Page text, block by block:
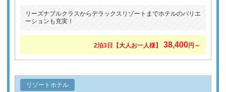
リーズナブルクラスからデラックスリゾートまでホテルのバリエ
ーションも充実！
2泊3日【大人お一人様】 38,400円～
リゾートホテル